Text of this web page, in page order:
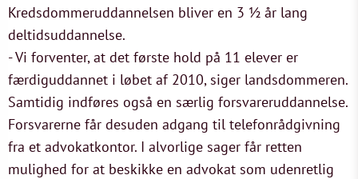
Kredsdommeruddannelsen bliver en 3 ½ år lang
deltidsuddannelse.
- Vi forventer, at det første hold på 11 elever er
færdiguddannet i løbet af 2010, siger landsdommeren.
Samtidig indføres også en særlig forsvareruddannelse.
Forsvarerne får desuden adgang til telefonrådgivning
fra et advokatkontor. I alvorlige sager får retten
mulighed for at beskikke en advokat som udenretlig